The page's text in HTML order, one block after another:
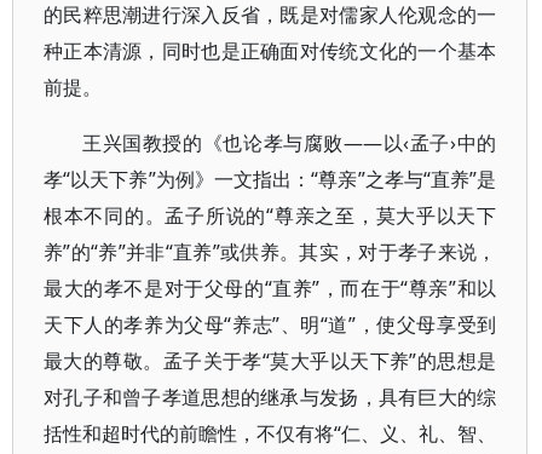
的民粹思潮进行深入反省，既是对儒家人伦观念的一
种正本清源，同时也是正确面对传统文化的一个基本
前提。
王兴国教授的《也论孝与腐败——以‹孟子›中的
孝“以天下养”为例》一文指出：“尊亲”之孝与“直养”是
根本不同的。孟子所说的“尊亲之至，莫大乎以天下
养”的“养”并非“直养”或供养。其实，对于孝子来说，
最大的孝不是对于父母的“直养”，而在于“尊亲”和以
天下人的孝养为父母“养志”、明“道”，使父母享受到
最大的尊敬。孟子关于孝“莫大乎以天下养”的思想是
对孔子和曾子孝道思想的继承与发扬，具有巨大的综
括性和超时代的前瞻性，不仅有将“仁、义、礼、智、